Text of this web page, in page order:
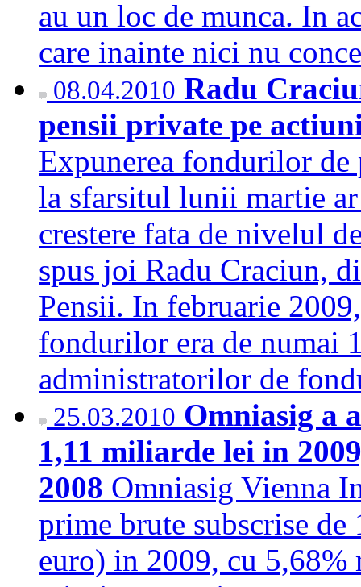
au un loc de munca. In
care inainte nici nu
08.04.2010 Radu
pensii private pe
Expunerea fondurilor de
la sfarsitul lunii martie
crestere fata de nivelul
spus joi Radu Craciun,
Pensii. In februarie
fondurilor era de numai
administratorilor de
25.03.2010 Omniasig a
1,11 miliarde lei in
2008 Omniasig Vienna
prime brute subscrise
euro) in 2009, cu 5,68%